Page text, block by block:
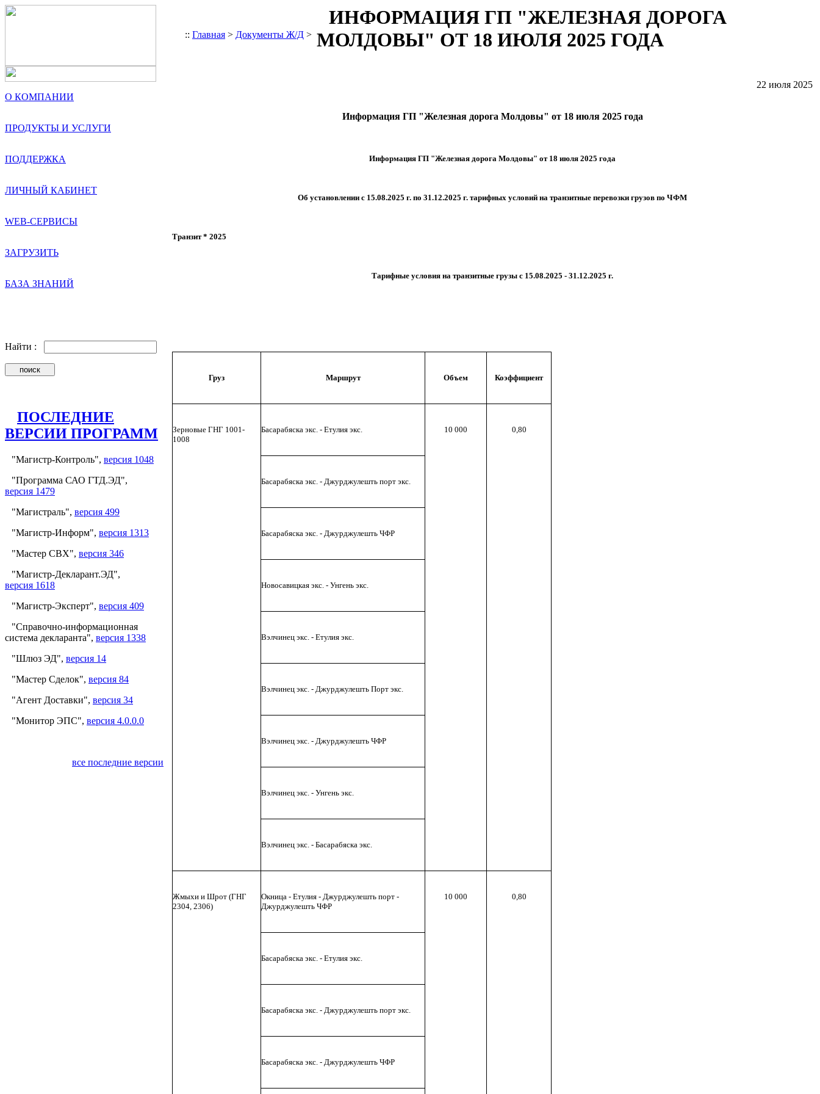
:: Главная > Документы Ж/Д >
ИНФОРМАЦИЯ ГП "ЖЕЛЕЗНАЯ ДОРОГА
МОЛДОВЫ" ОТ 18 ИЮЛЯ 2025 ГОДА
О КОМПАНИИ
ПРОДУКТЫ И УСЛУГИ
ПОДДЕРЖКА
ЛИЧНЫЙ КАБИНЕТ
WEB-СЕРВИСЫ
ЗАГРУЗИТЬ
БАЗА ЗНАНИЙ
Найти :
ПОСЛЕДНИЕ
ВЕРСИИ ПРОГРАММ
"Магистр-Контроль", версия 1048
"Программа САО ГТД.ЭД",
версия 1479
"Магистраль", версия 499
"Магистр-Информ", версия 1313
"Мастер СВХ", версия 346
"Магистр-Декларант.ЭД",
версия 1618
"Магистр-Эксперт", версия 409
"Справочно-информационная
система декларанта", версия 1338
"Шлюз ЭД", версия 14
"Мастер Сделок", версия 84
"Агент Доставки", версия 34
"Монитор ЭПС", версия 4.0.0.0
все последние версии
22 июля 2025
Информация ГП "Железная дорога Молдовы" от 18 июля 2025 года
Информация ГП "Железная дорога Молдовы" от 18 июля 2025 года
Об установлении с 15.08.2025 г. по 31.12.2025 г. тарифных условий на транзитные перевозки грузов по ЧФМ
Транзит * 2025
Тарифные условия на транзитные грузы с 15.08.2025 - 31.12.2025 г.
Груз Маршрут Объем Коэффициент
Зерновые ГНГ 1001-
1008
Басарабяска экс. - Етулия экс. 10 000 0,80
Басарабяска экс. - Джурджулешть порт экс.
Басарабяска экс. - Джурджулешть ЧФР
Новосавицкая экс. - Унгень экс.
Вэлчинец экс. - Етулия экс.
Вэлчинец экс. - Джурджулешть Порт экс.
Вэлчинец экс. - Джурджулешть ЧФР
Вэлчинец экс. - Унгень экс.
Вэлчинец экс. - Басарабяска экс.
Жмыхи и Шрот (ГНГ
2304, 2306)
Окница - Етулия - Джурджулешть порт -
Джурджулешть ЧФР
10 000 0,80
Басарабяска экс. - Етулия экс.
Басарабяска экс. - Джурджулешть порт экс.
Басарабяска экс. - Джурджулешть ЧФР